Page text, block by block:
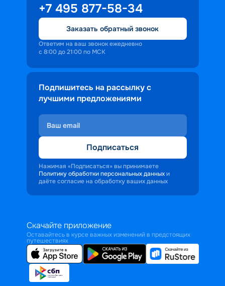
+7 495 877-58-34
Заказать обратный звонок
Ответим на ваш звонок ежедневно
с 8:00 до 21:00 по МСК
Подпишитесь на рассылку с
лучшими предложениями
Подписаться
Нажимая «Подписаться» вы принимаете
Политику обработки персональных данных и
даёте согласие на обработку ваших данных
Скачайте приложение
Оставайтесь в курсе важных изменений в предстоящих
путешествиях